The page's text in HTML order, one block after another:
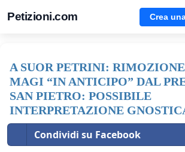
Petizioni.com Crea
A SUOR PETRINI:
MAGI “IN ANTICIPO” DAL
SAN PIETRO: POSSIBILE
INTERPRETAZIONE
Condividi su Facebook